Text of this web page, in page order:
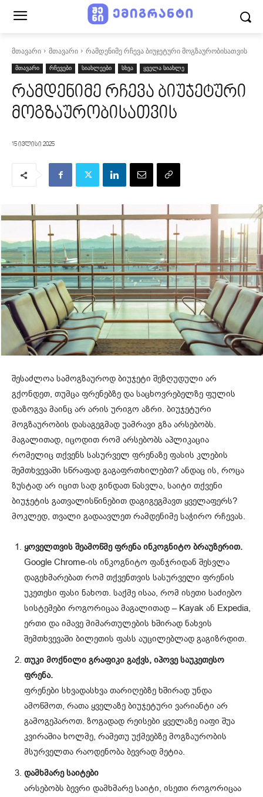
მთავარი მთავარი რამდენიმე რჩევა ბიუჯეტური მოგზაურობისათვის
მთავარი რჩევები სიახლეები სხვა ყველა სიახლე
რამდენიმე რჩევა ბიუჯეტური
მოგზაურობისათვის
15 ივლისი 2025
შესაძლოა სამოგზაუროდ ბიუჯეტი შეზღუდული არ
გქონდეთ, თუმცა ფრენებზე და საცხოვრებელზე ფულის
დაზოგვა მაინც არ არის ურიგო აზრი. ბიუჯეტური
მოგზაურობის დასაგეგმად უამრავი გზა არსებობს.
მაგალითად, იცოდით რომ არსებობს აპლიკაცია
რომელიც თქვენს სასურველ ფრენაზე ფასის კლების
შემთხვევაში სწრაფად გაგაფრთხილებთ? ანდაც ის, როცა
ზუსტად არ იცით სად გინდათ წასვლა, საიტი თქვენი
ბიუჯეტის გათვალისწინებით დაგიგეგმავთ ყველაფერს?
მოკლედ, თვალი გადაავლეთ რამდენიმე საჭირო რჩევას.
ყოველთვის შეამოწმე ფრენა ინკოგნიტო ბრაუზერით.
Google Chrome-ის ინკოგნიტო ფანჯრიდან შესვლა
დაგეხმარებათ რომ თქვენთვის სასურველი ფრენის
უკეთესი ფასი ნახოთ. საქმე ისაა, რომ ისეთი საძიებო
სისტემები როგორიცაა მაგალითად – Kayak ან Expedia,
ერთი და იმავე მიმართულების ხშირად ნახვის
შემთხვევაში ბილეთის ფასს აუცილებლად გაგიზრდით.
თუკი მოქნილი გრაფიკი გაქვს, იპოვე საუკეთესო
ფრენა.
ფრენები სხვადასხვა თარიღებზე ხშირად უნდა
ამოწმოთ, რათა ყველაზე ბიუჯეტური ვარიანტი არ
გამოგეპაროთ. ზოგადად რეისები ყველაზე იაფი შუა
კვირაშია ხოლმე, რამეთუ უქმეებზე მოგზაურობის
მსურველთა რაოდენობა ბევრად მეტია.
დამხმარე საიტები
არსებობს ბევრი დამხმარე საიტი, ისეთი როგორიცაა